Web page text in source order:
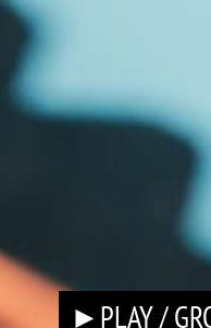
►PLAY /